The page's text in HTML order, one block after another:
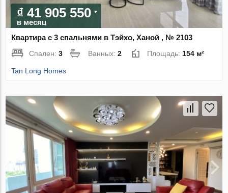
₫ 41 905 550
в месяц
Квартира с 3 спальнями в Тэйхо, Ханой , № 2103
Спален:3 Ванных:2 Площадь:154 м²
Tan Long Homes